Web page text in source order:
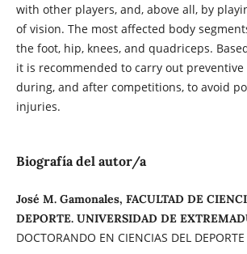
with other players, and, above all, by
of vision. The most affected body
the foot, hip, knees, and quadriceps.
it is recommended to carry out
during, and after competitions, to avoid
injuries.
Biografía del autor/a
José M. Gamonales, FACULTAD DE
DEPORTE. UNIVERSIDAD DE
DOCTORANDO EN CIENCIAS DEL DEPORTE